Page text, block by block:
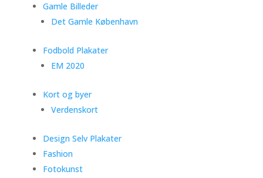
Gamle Billeder
Det Gamle København
Fodbold Plakater
EM 2020
Kort og byer
Verdenskort
Design Selv Plakater
Fashion
Fotokunst